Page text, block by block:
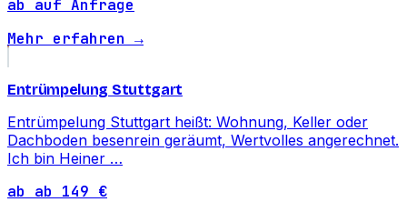
ab auf Anfrage
Mehr erfahren →
Entrümpelung Stuttgart
Entrümpelung Stuttgart heißt: Wohnung, Keller oder
Dachboden besenrein geräumt, Wertvolles angerechnet.
Ich bin Heiner …
ab ab 149 €